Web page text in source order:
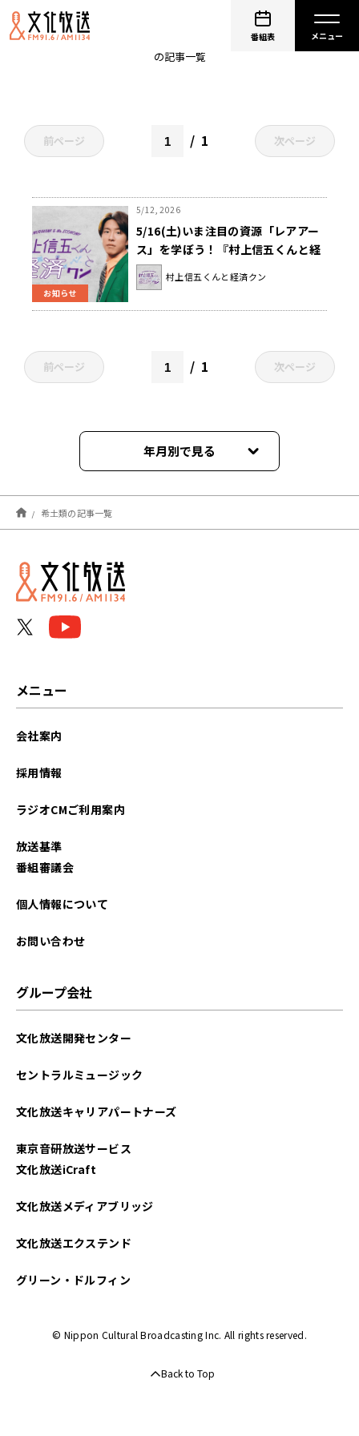
番組表
の記事一覧
前ページ 1 次ページ
お知らせ
5/12, 2026
5/16(土)いま注目の資源「レアアー
ス」を学ぼう！『村上信五くんと経
済クン』
村上信五くんと経済クン
前ページ 1 次ページ
年月別で見る
2026年05月
希土類の記事一覧
メニュー
会社案内
採用情報
ラジオCMご利用案内
放送基準
番組審議会
個人情報について
お問い合わせ
グループ会社
文化放送開発センター
セントラルミュージック
文化放送キャリアパートナーズ
東京音研放送サービス
文化放送iCraft
文化放送メディアブリッジ
文化放送エクステンド
グリーン・ドルフィン
© Nippon Cultural Broadcasting Inc. All rights reserved.
Back to Top